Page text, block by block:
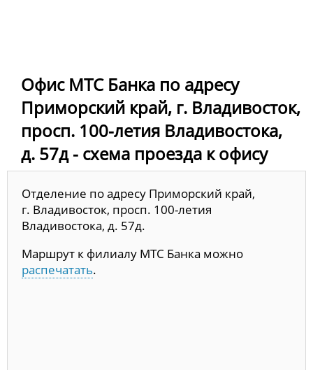
Офис МТС Банка по адресу
Приморский край, г. Владивосток,
просп. 100-летия Владивостока,
д. 57д - схема проезда к офису
Отделение по адресу Приморский край,
г. Владивосток, просп. 100-летия
Владивостока, д. 57д.
Маршрут к филиалу МТС Банка можно
распечатать.